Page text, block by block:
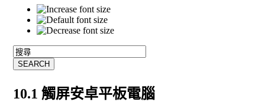
10.1 觸屏安卓平板電腦